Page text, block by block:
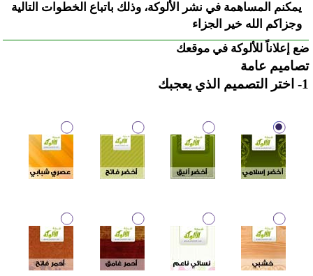
يمكنم المساهمة في نشر الألوكة، وذلك باتباع الخطوات التالية
وجزاكم الله خير الجزاء
ضع إعلاناً للألوكة في موقعك
تصاميم عامة
1- اختر التصميم الذي يعجبك